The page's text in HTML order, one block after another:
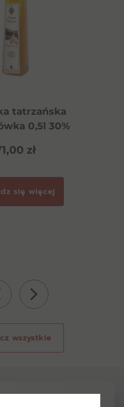
tatrzańska
0,5l 30%
zł
się więcej
wszystkie